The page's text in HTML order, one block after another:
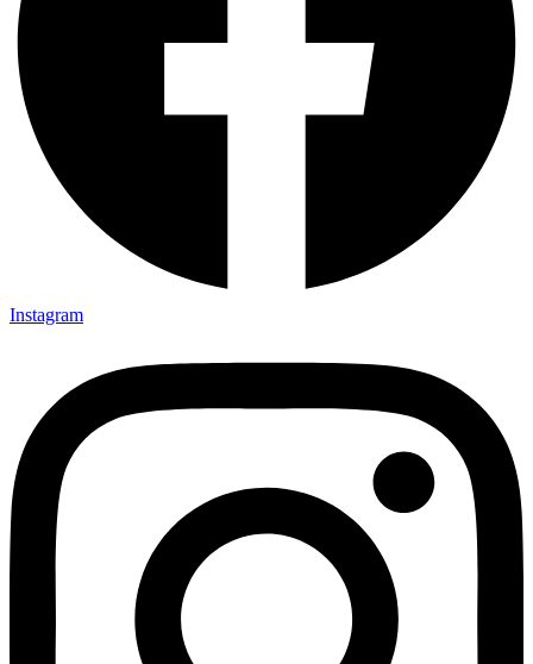
Instagram